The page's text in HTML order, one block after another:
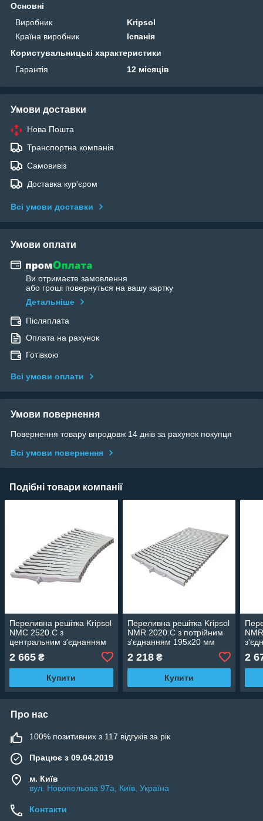
Основні
Виробник
Kripsol
Країна виробник
Іспанія
Користувальницькі характеристики
Гарантія
12 місяців
Умови доставки
Нова Пошта
Транспортна компанія
Самовивіз
Доставка кур'єром
Всі умови доставки
Умови оплати
Ви отримаєте замовлення
або гроші повернуться на вашу картку
Детальніше
Післяплата
Оплата на рахунок
Готівкою
Всі умови оплати
Умови повернення
Повернення товару впродовж 14 днів за рахунок покупця
Всі умови повернення
Подібні товари компанії
Переливна решітка Kripsol
NMC 2520.C з
центральним з'єднанням
2 665 ₴
Купити
Переливна решітка Kripsol
NMR 2020.C з потрійним
з'єднанням 195х20 мм
2 218₴
Купити
2
Про нас
100% позитивних з 117 відгуків за рік
Працює з 09.04.2019
м. Київ
вул. Новопольова 97а, Київ, Україна
Контакти